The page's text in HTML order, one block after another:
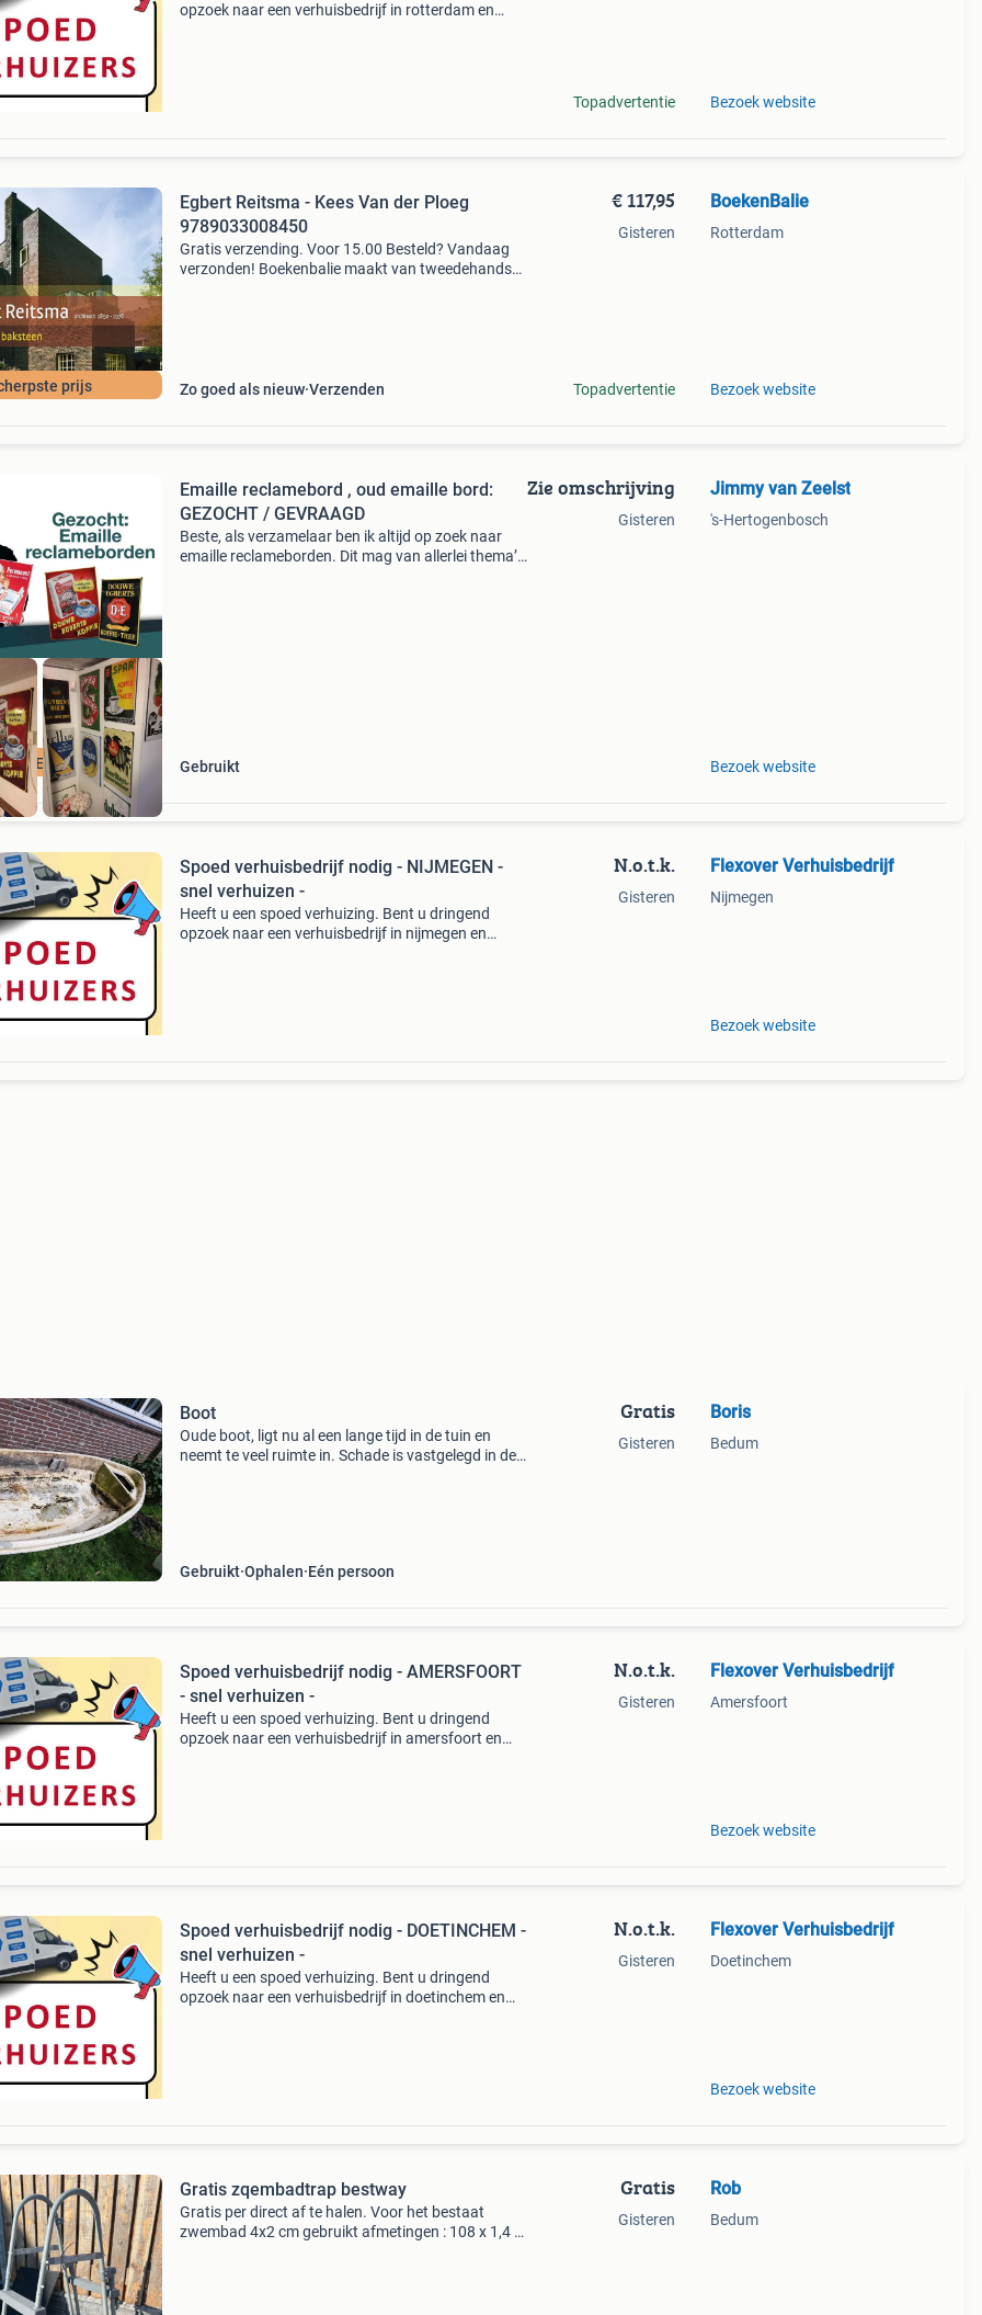
opzoek naar een verhuisbedrijf in rotterdam en
Topadvertentie Bezoek website
prijs
Egbert Reitsma - Kees Van der Ploeg
9789033008450
Gratis verzending. Voor 15.00 Besteld? Vandaag
verzonden! Boekenbalie maakt van tweedehands
Zo goed als nieuw Verzenden
€ 117,95
Gisteren
Topadvertentie
BoekenBalie
Rotterdam
Bezoek website
Emaille reclamebord , oud emaille bord:
GEZOCHT / GEVRAAGD
Beste, als verzamelaar ben ik altijd op zoek naar
emaille reclameborden. Dit mag van allerlei thema’s
Gebruikt
Zie omschrijving
Gisteren
Jimmy van Zeelst
's-Hertogenbosch
Bezoek website
Spoed verhuisbedrijf nodig - NIJMEGEN -
snel verhuizen -
Heeft u een spoed verhuizing. Bent u dringend
opzoek naar een verhuisbedrijf in nijmegen en
N.o.t.k.
Gisteren
Flexover Verhuisbedrijf
Nijmegen
Bezoek website
Boot
Oude boot, ligt nu al een lange tijd in de tuin en
neemt te veel ruimte in. Schade is vastgelegd in de
Gebruikt Ophalen Eén persoon
Gratis
Gisteren
Boris
Bedum
Spoed verhuisbedrijf nodig - AMERSFOORT
- snel verhuizen -
Heeft u een spoed verhuizing. Bent u dringend
opzoek naar een verhuisbedrijf in amersfoort en
N.o.t.k.
Gisteren
Flexover Verhuisbedrijf
Amersfoort
Bezoek website
Spoed verhuisbedrijf nodig - DOETINCHEM -
snel verhuizen -
Heeft u een spoed verhuizing. Bent u dringend
opzoek naar een verhuisbedrijf in doetinchem en
N.o.t.k.
Gisteren
Flexover Verhuisbedrijf
Doetinchem
Bezoek website
Gratis zqembadtrap bestway
Gratis per direct af te halen. Voor het bestaat
zwembad 4x2 cm gebruikt afmetingen : 108 x 1,4 x
Gratis
Gisteren
Rob
Bedum